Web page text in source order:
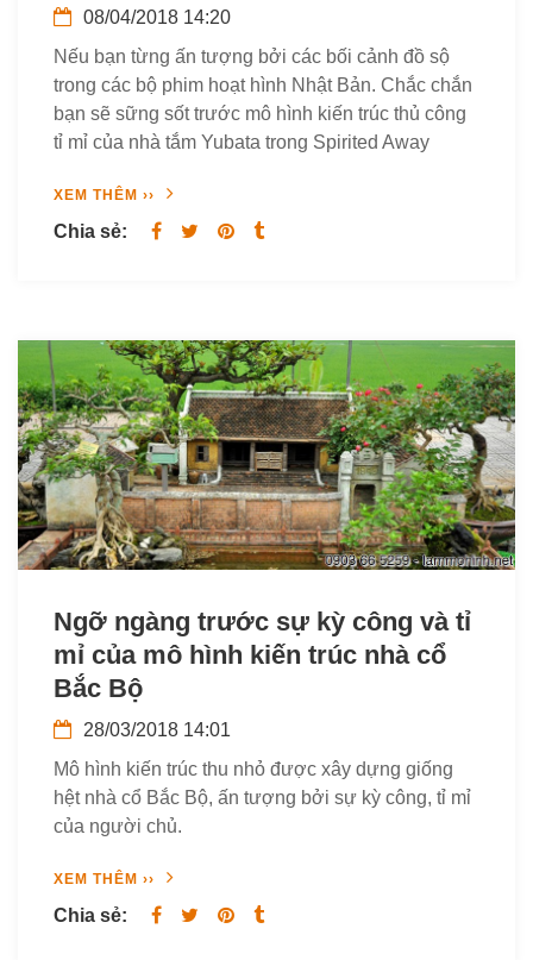
08/04/2018 14:20
Nếu bạn từng ấn tượng bởi các bối cảnh đồ sộ
trong các bộ phim hoạt hình Nhật Bản. Chắc chắn
bạn sẽ sững sốt trước mô hình kiến trúc thủ công
tỉ mỉ của nhà tắm Yubata trong Spirited Away
XEM THÊM ››
Chia sẻ:
Ngỡ ngàng trước sự kỳ công và tỉ
mỉ của mô hình kiến trúc nhà cổ
Bắc Bộ
28/03/2018 14:01
Mô hình kiến trúc thu nhỏ được xây dựng giống
hệt nhà cổ Bắc Bộ, ấn tượng bởi sự kỳ công, tỉ mỉ
của người chủ.
XEM THÊM ››
Chia sẻ: